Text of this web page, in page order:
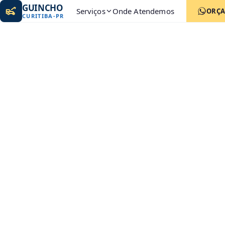
GUINCHO
CURITIBA-PR Serviços Onde Atendemos